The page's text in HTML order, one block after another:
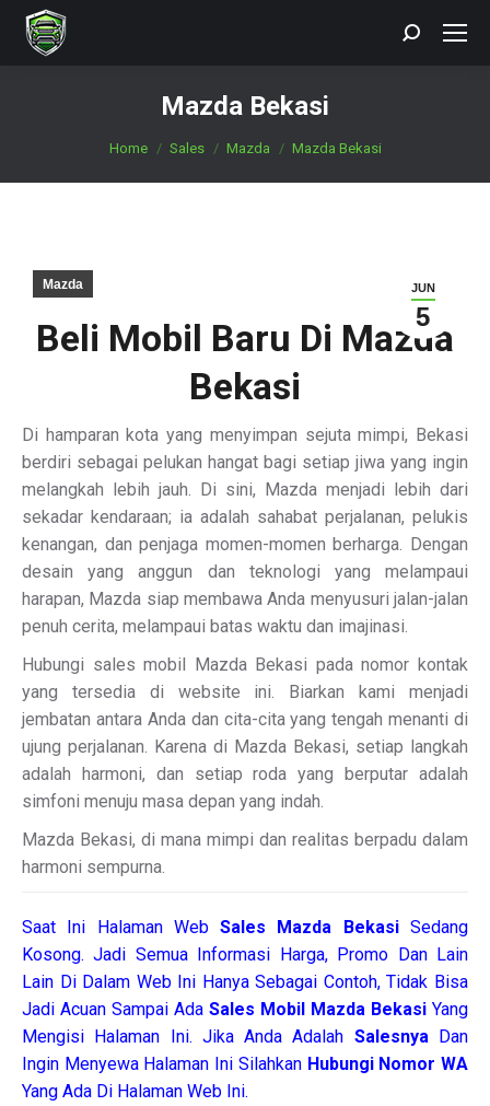
Search:
Mazda Bekasi
You are here:
Home Sales Mazda Mazda Bekasi
JUN
5
Mazda
Beli Mobil Baru Di Mazda
Bekasi
Di hamparan kota yang menyimpan sejuta mimpi, Bekasi
berdiri sebagai pelukan hangat bagi setiap jiwa yang ingin
melangkah lebih jauh. Di sini, Mazda menjadi lebih dari
sekadar kendaraan; ia adalah sahabat perjalanan, pelukis
kenangan, dan penjaga momen-momen berharga. Dengan
desain yang anggun dan teknologi yang melampaui
harapan, Mazda siap membawa Anda menyusuri jalan-jalan
penuh cerita, melampaui batas waktu dan imajinasi.
Hubungi sales mobil Mazda Bekasi pada nomor kontak
yang tersedia di website ini. Biarkan kami menjadi
jembatan antara Anda dan cita-cita yang tengah menanti di
ujung perjalanan. Karena di Mazda Bekasi, setiap langkah
adalah harmoni, dan setiap roda yang berputar adalah
simfoni menuju masa depan yang indah.
Mazda Bekasi, di mana mimpi dan realitas berpadu dalam
harmoni sempurna.
Saat Ini Halaman WebSales Mazda BekasiSedang
Kosong. Jadi Semua Informasi Harga, Promo Dan Lain
Lain Di Dalam Web Ini Hanya Sebagai Contoh, Tidak Bisa
Jadi Acuan Sampai Ada Sales Mobil Mazda Bekasi Yang
Mengisi Halaman Ini. Jika Anda Adalah SalesnyaDan
Ingin Menyewa Halaman Ini Silahkan Hubungi Nomor WA
Yang Ada Di Halaman Web Ini.